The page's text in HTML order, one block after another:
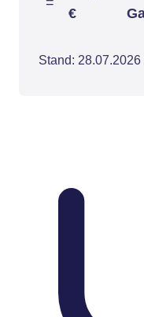
€
Stand: 28.07.2026